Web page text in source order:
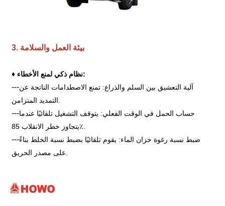
3. بيئة العمل والسلامة
♦ نظام ذكي لمنع الأخطاء:
---آلية التعشيق بين السلم والذراع: تمنع الاصطدامات الناتجة عن
التمديد المتزامن.
---حساب الحمل في الوقت الفعلي: يتوقف التشغيل تلقائيًا عندما
يتجاوز خطر الانقلاب 85٪.
---ضبط نسبة رغوة خزان الماء: يقوم تلقائيًا بضبط نسبة الخلط بناءً
على مصدر الحريق.